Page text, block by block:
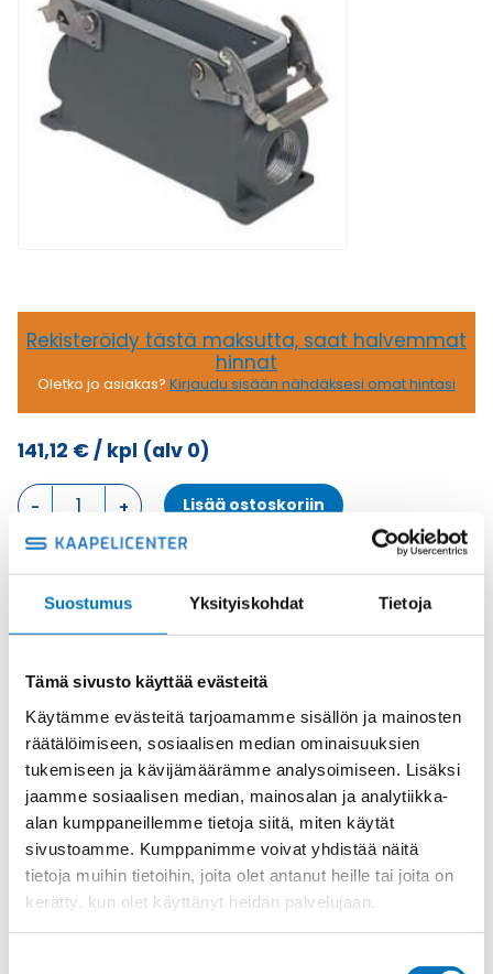
Suostumus Yksityiskohdat Tietoja
Tämä sivusto käyttää evästeitä
Käytämme evästeitä tarjoamamme sisällön ja mainosten
räätälöimiseen, sosiaalisen median ominaisuuksien
tukemiseen ja kävijämäärämme analysoimiseen. Lisäksi
jaamme sosiaalisen median, mainosalan ja analytiikka-
alan kumppaneillemme tietoja siitä, miten käytät
sivustoamme. Kumppanimme voivat yhdistää näitä
tietoja muihin tietoihin, joita olet antanut heille tai joita on
kerätty, kun olet käyttänyt heidän palvelujaan.
Rekisteröidy tästä maksutta, saat halvemmat
hinnat
Oletko jo asiakas? Kirjaudu sisään nähdäksesi omat hintasi
141,12 €/ kpl (alv 0)
PINTA
ASENNUSKOTELO,
2
ALAOSA
määrä
Lisää ostoskoriin
Metalli
Osasto ILME -moninapaliittimet,Kotelon alaosa,Kotelot
Toimitusaika: 1-7 päivää
Toimituskulut 35kg:n asti 25€.
Yli 35kg:n toimituskulut toteutuneiden kulujen mukaan.
Valmistaja
ILME S.p.A
Koko
size "57.27"
Materiaali
Metalli
IP-luokka
IP66/IP67/IP69